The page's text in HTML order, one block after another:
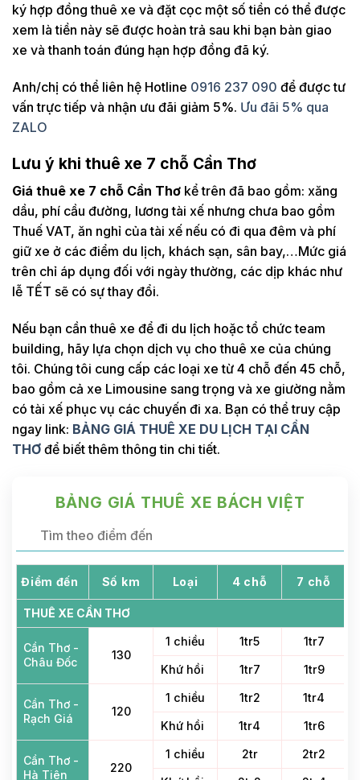
ký hợp đồng thuê xe và đặt cọc một số tiền có thể được
xem là tiền này sẽ được hoàn trả sau khi bạn bàn giao
xe và thanh toán đúng hạn hợp đồng đã ký.
Anh/chị có thể liên hệ Hotline 0916 237 090 để được tư
vấn trực tiếp và nhận ưu đãi giảm 5%. Ưu đãi 5% qua
ZALO
Lưu ý khi thuê xe 7 chỗ Cần Thơ
Giá thuê xe 7 chỗ Cần Thơ kể trên đã bao gồm: xăng
dầu, phí cầu đường, lương tài xế nhưng chưa bao gồm
Thuế VAT, ăn nghỉ của tài xế nếu có đi qua đêm và phí
giữ xe ở các điểm du lịch, khách sạn, sân bay,…Mức giá
trên chỉ áp dụng đối với ngày thường, các dịp khác như
lễ TẾT sẽ có sự thay đổi.
Nếu bạn cần thuê xe để đi du lịch hoặc tổ chức team
building, hãy lựa chọn dịch vụ cho thuê xe của chúng
tôi. Chúng tôi cung cấp các loại xe từ 4 chỗ đến 45 chỗ,
bao gồm cả xe Limousine sang trọng và xe giường nằm
có tài xế phục vụ các chuyến đi xa. Bạn có thể truy cập
ngay link: BẢNG GIÁ THUÊ XE DU LỊCH TẠI CẦN
THƠ để biết thêm thông tin chi tiết.
BẢNG GIÁ THUÊ XE BÁCH VIỆT
Điểm đến Số km Loại 4 chỗ 7 chỗ
THUÊ XE CẦN THƠ
Cần Thơ -
Châu Đốc
130
1 chiều 1tr5 1tr7
Khứ hồi 1tr7 1tr9
Cần Thơ -
Rạch Giá
120
1 chiều 1tr2 1tr4
Khứ hồi 1tr4 1tr6
Cần Thơ -
Hà Tiên
220
1 chiều 2tr 2tr2